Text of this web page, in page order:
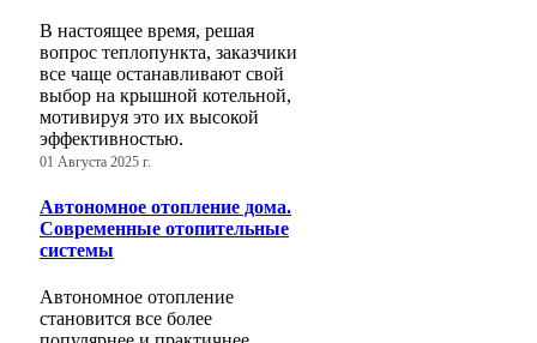
В настоящее время, решая
вопрос теплопункта, заказчики
все чаще останавливают свой
выбор на крышной котельной,
мотивируя это их высокой
эффективностью.
01 Августа 2025 г.
Автономное отопление дома.
Современные отопительные
системы
Автономное отопление
становится все более